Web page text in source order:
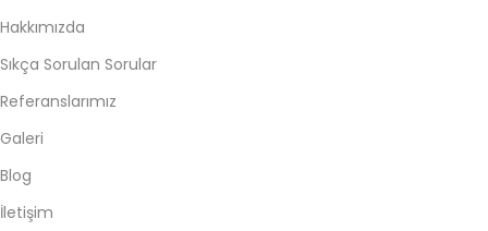
Hakkımızda
Sıkça Sorulan Sorular
Referanslarımız
Galeri
Blog
İletişim